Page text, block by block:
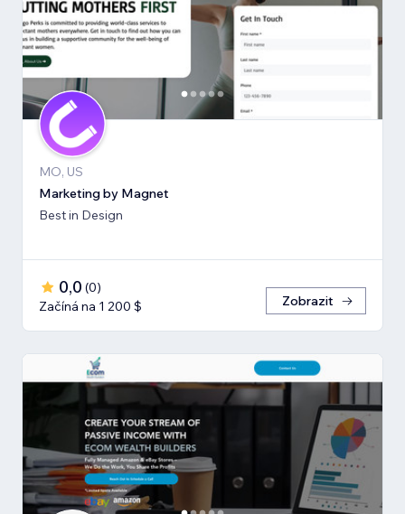
MO, US
Marketing by Magnet
Best in Design
0,0 (0)
Začíná na 1 200 $
Zobrazit